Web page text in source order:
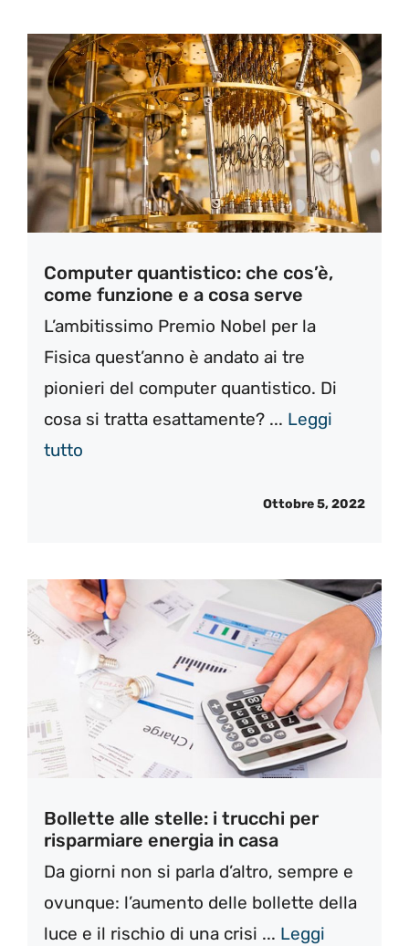
Computer quantistico: che cos’è,
come funzione e a cosa serve
L’ambitissimo Premio Nobel per la
Fisica quest’anno è andato ai tre
pionieri del computer quantistico. Di
cosa si tratta esattamente? ... Leggi
tutto
Ottobre 5, 2022
Bollette alle stelle: i trucchi per
risparmiare energia in casa
Da giorni non si parla d’altro, sempre e
ovunque: l’aumento delle bollette della
luce e il rischio di una crisi ... Leggi